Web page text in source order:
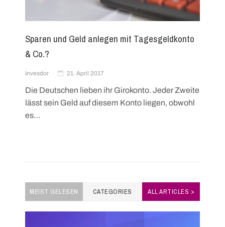
Sparen und Geld anlegen mit Tagesgeldkonto
& Co.?
Invesdor 21. April 2017
Die Deutschen lieben ihr Girokonto. Jeder Zweite
lässt sein Geld auf diesem Konto liegen, obwohl
es…
MEIST GELESEN CATEGORIES ALL ARTICLES >